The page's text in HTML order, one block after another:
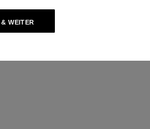
WEITER